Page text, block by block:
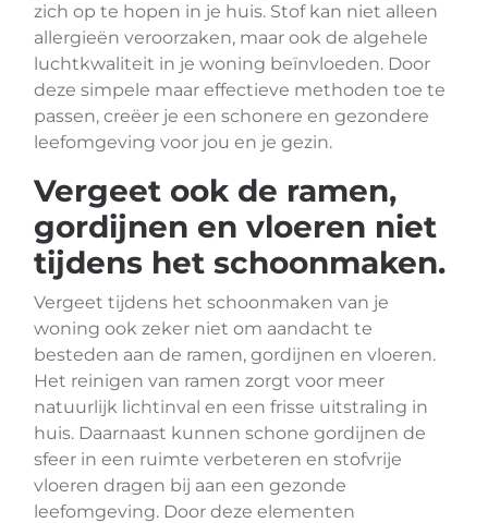
zich op te hopen in je huis. Stof kan niet alleen
allergieën veroorzaken, maar ook de algehele
luchtkwaliteit in je woning beïnvloeden. Door
deze simpele maar effectieve methoden toe te
passen, creëer je een schonere en gezondere
leefomgeving voor jou en je gezin.
Vergeet ook de ramen,
gordijnen en vloeren niet
tijdens het schoonmaken.
Vergeet tijdens het schoonmaken van je
woning ook zeker niet om aandacht te
besteden aan de ramen, gordijnen en vloeren.
Het reinigen van ramen zorgt voor meer
natuurlijk lichtinval en een frisse uitstraling in
huis. Daarnaast kunnen schone gordijnen de
sfeer in een ruimte verbeteren en stofvrije
vloeren dragen bij aan een gezonde
leefomgeving. Door deze elementen